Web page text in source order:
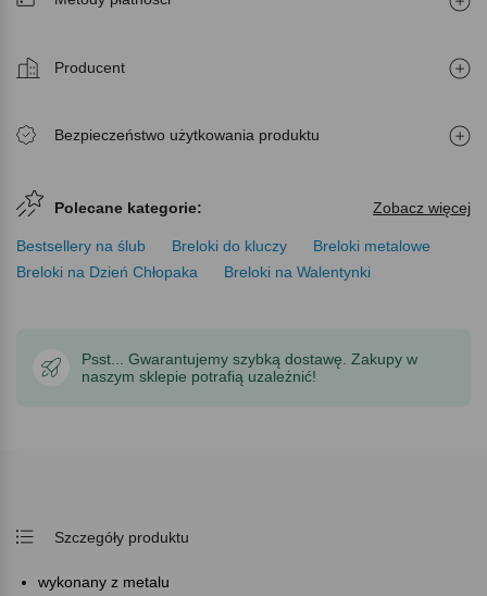
Producent
Bezpieczeństwo użytkowania produktu
Polecane kategorie: Zobacz więcej
Bestsellery na ślub Breloki do kluczy
Breloki metalowe
Breloki na Dzień Chłopaka
Breloki na Walentynki
Psst... Gwarantujemy szybką dostawę. Zakupy w
naszym sklepie potrafią uzależnić!
Szczegóły produktu
wykonany z metalu